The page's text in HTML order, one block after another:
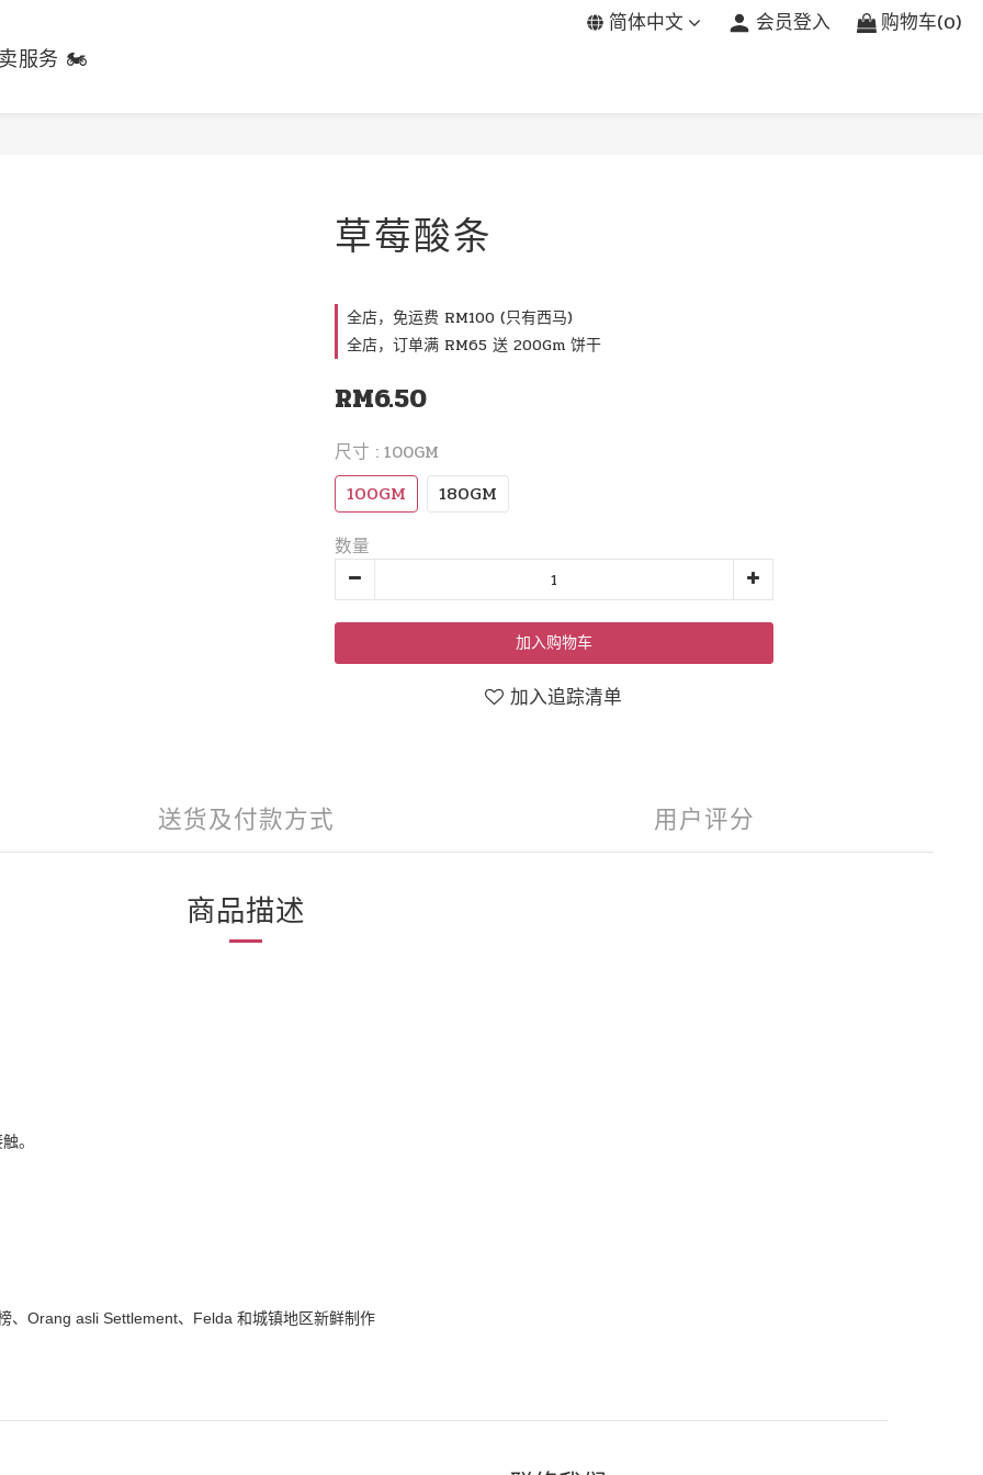
简体中文 会员登入 购物车(0)
服务 🏍️
草莓酸条
全店，免运费 RM100 (只有西马)
全店，订单满 RM65 送 200Gm 饼干
RM6.50
尺寸 : 100GM
100GM 180GM
数量
加入购物车
加入追踪清单
送货及付款方式 用户评分
商品描述
。
、 Orang asli Settlement、 Felda 和城镇地区新鲜制作